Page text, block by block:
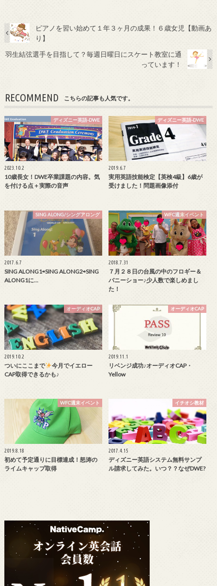
ピアノを習い始めて１年３ヶ月の成果！６歳女児【動画あ
り】
羽生結弦選手を目指して？毎週日曜日にスケート教室に通
っています！
RECOMMEND こちらの記事も人気です。
ディズニー英語-DWE
2023.10.2
10歳長女！DWE卒業課題の内容。気
を付ける点＋実際の音声
ディズニー英語-DWE
2019.6.7
実用英語技能検定【英検4級】6歳が
受けました！問題画像添付
SING ALONG/シングアロング
2017.6.7
SING ALONG1⇨SING ALONG2⇨SING
ALONG1に…
WFC週末イベント
2018.7.31
７月２８日の台風の中のフロギー＆
バニーショー♪少人数で楽しめまし
た！
オーディオCAP
2019.10.2
ついにここまで
今月でイエロー
CAP取得できるかも♪
オーディオCAP
2019.11.1
リベンジ成功♪オーディオCAP・
Yellow
WFC週末イベント
2019.8.18
初めて予定通りに目標達成！怒涛の
ライムキャップ取得
イチオシ教材
2017.4.15
ディズニー英語システム無料サンプ
ル請求してみた。いつ？？なぜDWE?